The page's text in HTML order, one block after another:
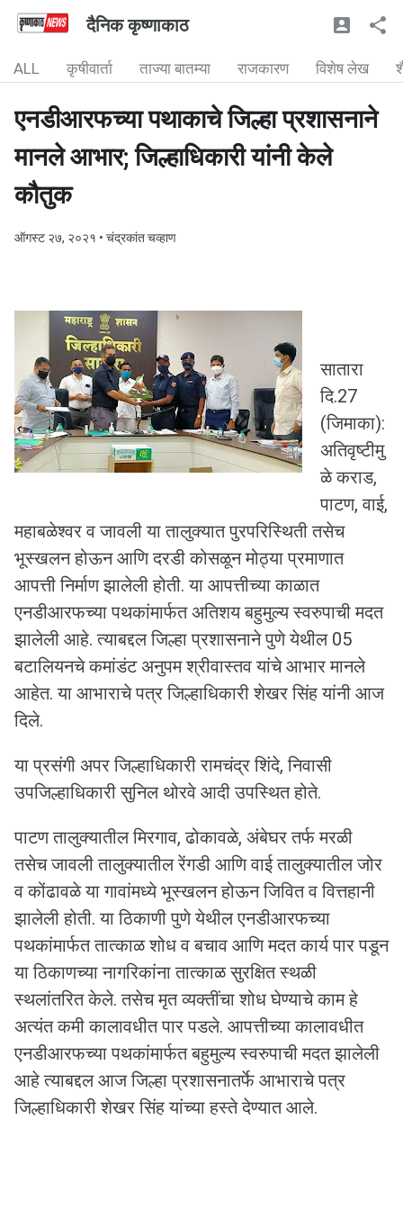
दैनिक कृष्णाकाठ
ALL कृषीवार्ता ताज्या बातम्या राजकारण विशेष लेख
एनडीआरफच्या पथाकाचे जिल्हा प्रशासनाने
मानले आभार; जिल्हाधिकारी यांनी केले
कौतुक
ऑगस्ट २७, २०२१ • चंद्रकांत चव्हाण
सातारा
दि.27
(जिमाका):
अतिवृष्टीमु
ळे कराड,
पाटण, वाई,
महाबळेश्वर व जावली या तालुक्यात पुरपरिस्थिती तसेच
भूस्खलन होऊन आणि दरडी कोसळून मोठ्या प्रमाणात
आपत्ती निर्माण झालेली होती. या आपत्तीच्या काळात
एनडीआरफच्या पथकांमार्फत अतिशय बहुमुल्य स्वरुपाची मदत
झालेली आहे. त्याबद्दल जिल्हा प्रशासनाने पुणे येथील 05
बटालियनचे कमांडंट अनुपम श्रीवास्तव यांचे आभार मानले
आहेत. या आभाराचे पत्र जिल्हाधिकारी शेखर सिंह यांनी आज
दिले.
या प्रसंगी अपर जिल्हाधिकारी रामचंद्र शिंदे, निवासी
उपजिल्हाधिकारी सुनिल थोरवे आदी उपस्थित होते.
पाटण तालुक्यातील मिरगाव, ढोकावळे, अंबेघर तर्फ मरळी
तसेच जावली तालुक्यातील रेंगडी आणि वाई तालुक्यातील जोर
व कोंढावळे या गावांमध्ये भूस्खलन होऊन जिवित व वित्तहानी
झालेली होती. या ठिकाणी पुणे येथील एनडीआरफच्या
पथकांमार्फत तात्काळ शोध व बचाव आणि मदत कार्य पार पडून
या ठिकाणच्या नागरिकांना तात्काळ सुरक्षित स्थळी
स्थलांतरित केले. तसेच मृत व्यक्तींचा शोध घेण्याचे काम हे
अत्यंत कमी कालावधीत पार पडले. आपत्तीच्या कालावधीत
एनडीआरफच्या पथकांमार्फत बहुमुल्य स्वरुपाची मदत झालेली
आहे त्याबद्दल आज जिल्हा प्रशासनातर्फे आभाराचे पत्र
जिल्हाधिकारी शेखर सिंह यांच्या हस्ते देण्यात आले.